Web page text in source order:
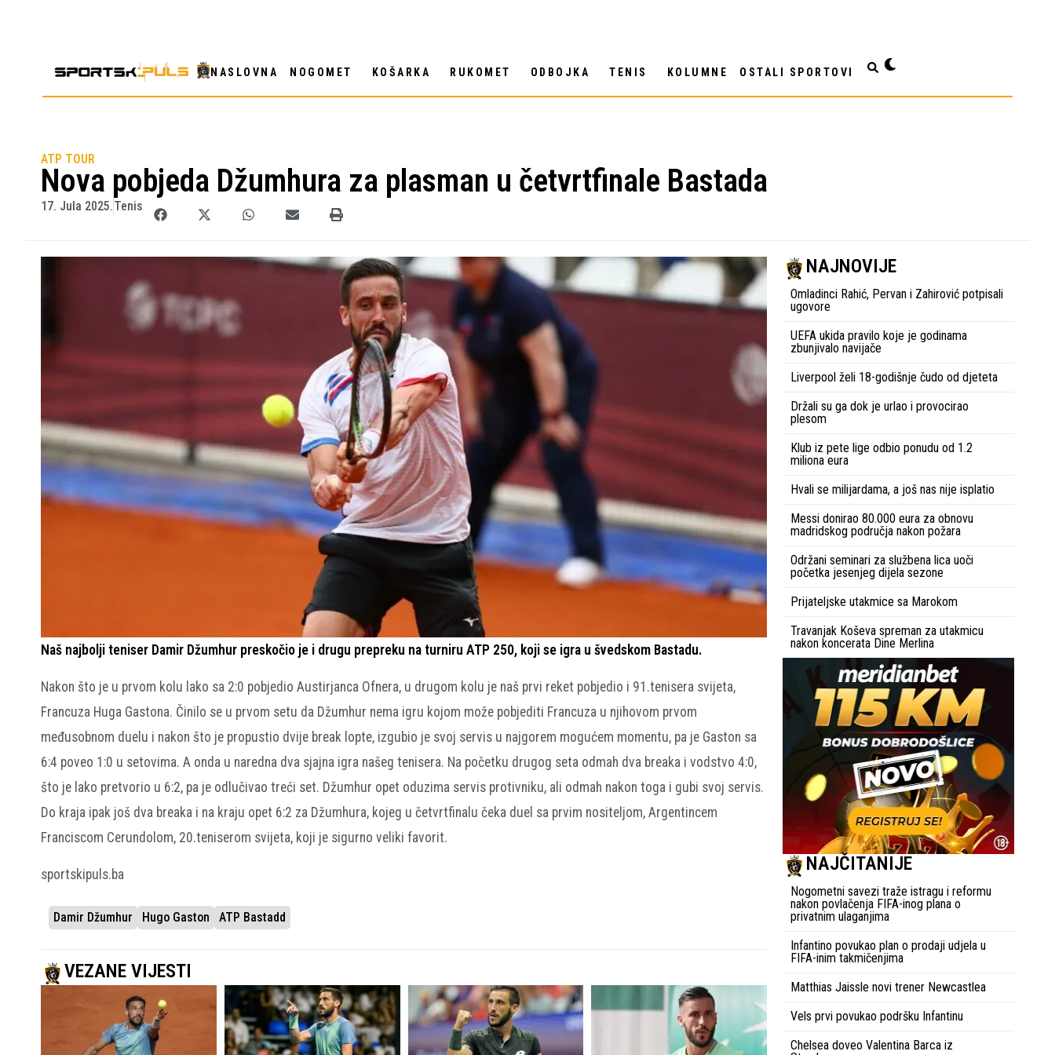
NASLOVNA NOGOMET KOŠARKA RUKOMET ODBOJKA TENIS KOLUMNE OSTALI SPORTOVI
ATP TOUR
Nova pobjeda Džumhura za plasman u četvrtfinale Bastada
17. Jula 2025.Tenis
Naš najbolji teniser Damir Džumhur preskočio je i drugu prepreku na turniru ATP 250, koji se igra u švedskom Bastadu.
Nakon što je u prvom kolu lako sa 2:0 pobjedio Austirjanca Ofnera, u drugom kolu je naš prvi reket pobjedio i 91.tenisera svijeta,
Francuza Huga Gastona. Činilo se u prvom setu da Džumhur nema igru kojom može pobjediti Francuza u njihovom prvom
međusobnom duelu i nakon što je propustio dvije break lopte, izgubio je svoj servis u najgorem mogućem momentu, pa je Gaston sa
6:4 poveo 1:0 u setovima. A onda u naredna dva sjajna igra našeg tenisera. Na početku drugog seta odmah dva breaka i vodstvo 4:0,
što je lako pretvorio u 6:2, pa je odlučivao treći set. Džumhur opet oduzima servis protivniku, ali odmah nakon toga i gubi svoj servis.
Do kraja ipak još dva breaka i na kraju opet 6:2 za Džumhura, kojeg u četvrtfinalu čeka duel sa prvim nositeljom, Argentincem
Franciscom Cerundolom, 20.teniserom svijeta, koji je sigurno veliki favorit.
sportskipuls.ba
Damir Džumhur Hugo Gaston ATP Bastadd
VEZANE VIJESTI
NAJNOVIJE
Omladinci Rahić, Pervan i Zahirović potpisali
ugovore
UEFA ukida pravilo koje je godinama
zbunjivalo navijače
Liverpool želi 18-godišnje čudo od djeteta
Držali su ga dok je urlao i provocirao
plesom
Klub iz pete lige odbio ponudu od 1.2
miliona eura
Hvali se milijardama, a još nas nije isplatio
Messi donirao 80.000 eura za obnovu
madridskog područja nakon požara
Održani seminari za službena lica uoči
početka jesenjeg dijela sezone
Prijateljske utakmice sa Marokom
Travanjak Koševa spreman za utakmicu
nakon koncerata Dine Merlina
NAJČITANIJE
Nogometni savezi traže istragu i reformu
nakon povlačenja FIFA-inog plana o
privatnim ulaganjima
Infantino povukao plan o prodaji udjela u
FIFA-inim takmičenjima
Matthias Jaissle novi trener Newcastlea
Vels prvi povukao podršku Infantinu
Chelsea doveo Valentina Barca iz